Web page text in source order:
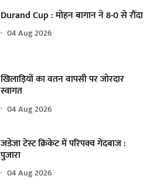
Durand Cup : मोहन बागान ने 8-0 से रौंदा
04 Aug 2026
खिलाड़ियों का वतन वापसी पर जोरदार
स्वागत
04 Aug 2026
जडेजा टेस्ट क्रिकेट में परिपक्व गेंदबाज :
पुजारा
04 Aug 2026